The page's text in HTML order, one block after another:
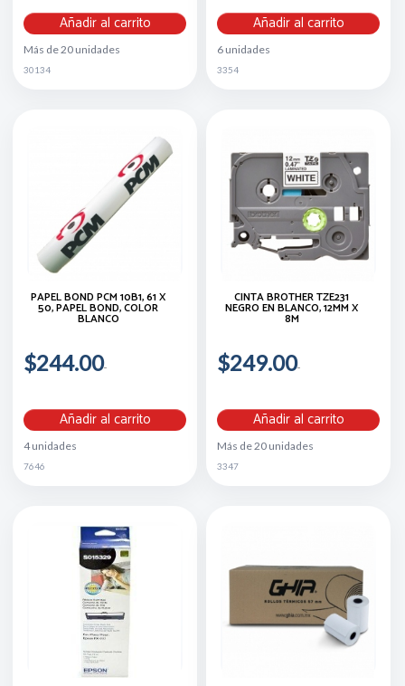
Añadir al carrito
Más de 20 unidades
30134
Añadir al carrito
6 unidades
3354
PAPEL BOND PCM 10B1, 61 X
50, PAPEL BOND, COLOR
BLANCO
$244.00
Añadir al carrito
4 unidades
7646
CINTA BROTHER TZE231
NEGRO EN BLANCO, 12MM X
8M
$249.00
Añadir al carrito
Más de 20 unidades
3347